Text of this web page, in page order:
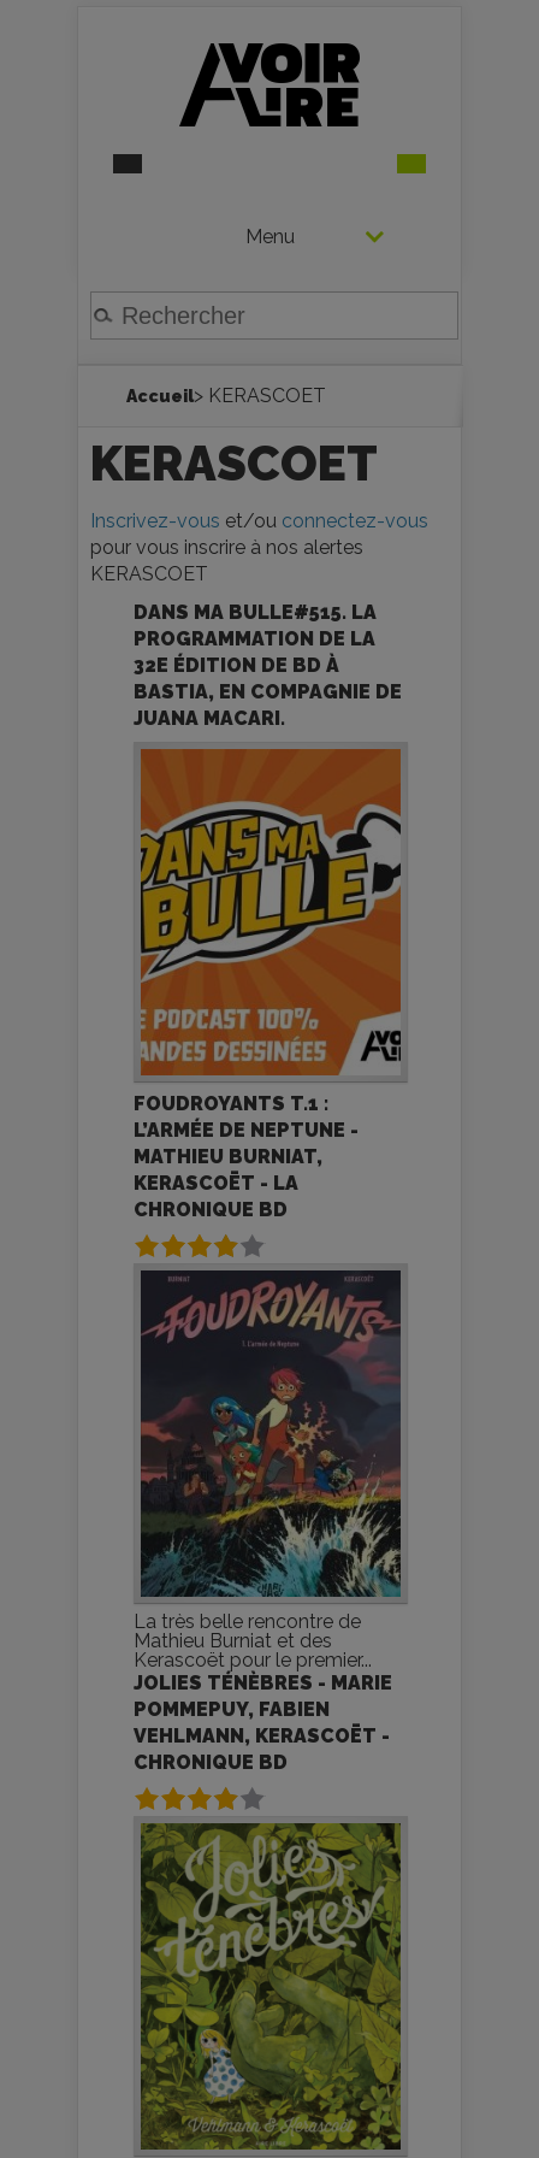
Menu
Accueil> KERASCOET
KERASCOET
Inscrivez-vous et/ou connectez-vous
pour vous inscrire à nos alertes
KERASCOET
DANS MA BULLE#515. LA
PROGRAMMATION DE LA
32E ÉDITION DE BD À
BASTIA, EN COMPAGNIE DE
JUANA MACARI.
FOUDROYANTS T.1 :
L’ARMÉE DE NEPTUNE -
MATHIEU BURNIAT,
KERASCOËT - LA
CHRONIQUE BD
La très belle rencontre de
Mathieu Burniat et des
Kerascoët pour le premier...
JOLIES TÉNÈBRES - MARIE
POMMEPUY, FABIEN
VEHLMANN, KERASCOËT -
CHRONIQUE BD